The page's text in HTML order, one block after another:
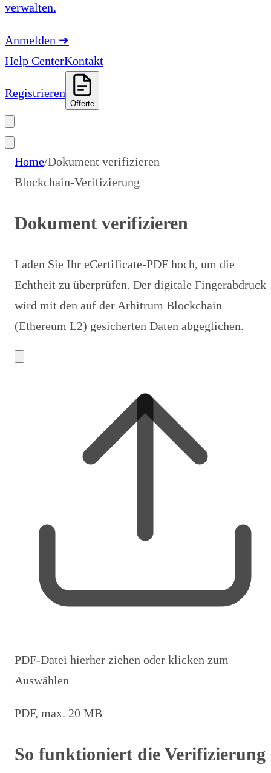
verwalten.
Anmelden ➔
Help CenterKontakt
Registrieren
Offerte
Home/Dokument verifizieren
Blockchain-Verifizierung
Dokument verifizieren
Laden Sie Ihr eCertificate-PDF hoch, um die
Echtheit zu überprüfen. Der digitale Fingerabdruck
wird mit den auf der Arbitrum Blockchain
(Ethereum L2) gesicherten Daten abgeglichen.
PDF-Datei hierher ziehen oder klicken zum
Auswählen
PDF, max. 20 MB
So funktioniert die Verifizierung